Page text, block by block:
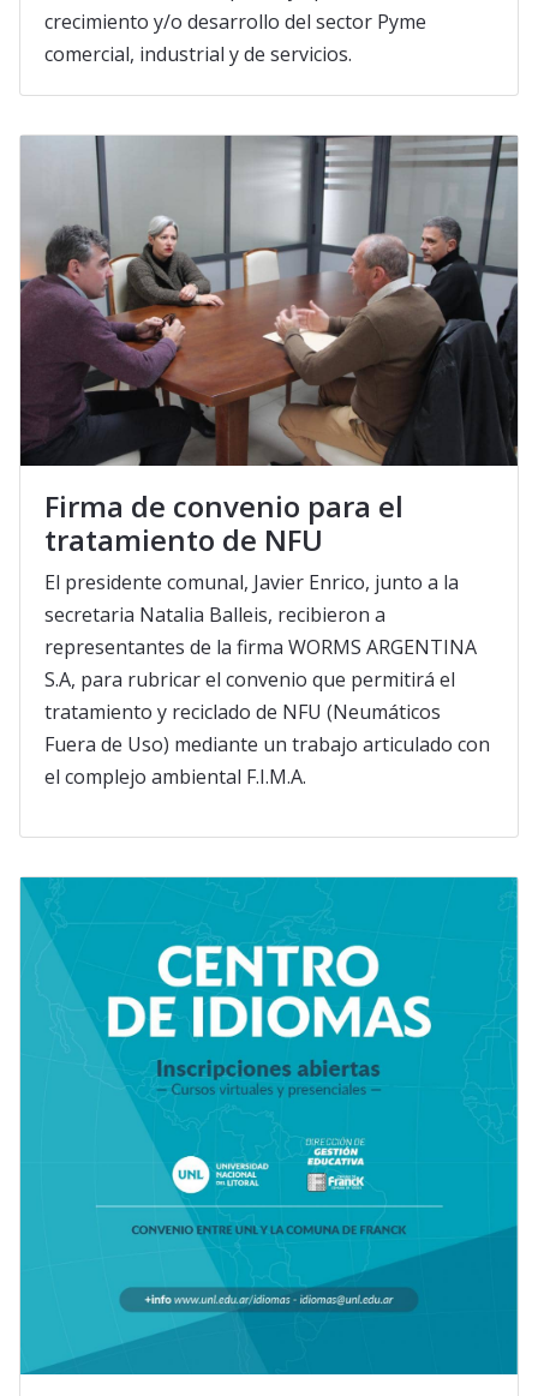
crecimiento y/o desarrollo del sector Pyme
comercial, industrial y de servicios.
Firma de convenio para el
tratamiento de NFU
El presidente comunal, Javier Enrico, junto a la
secretaria Natalia Balleis, recibieron a
representantes de la firma WORMS ARGENTINA
S.A, para rubricar el convenio que permitirá el
tratamiento y reciclado de NFU (Neumáticos
Fuera de Uso) mediante un trabajo articulado con
el complejo ambiental F.I.M.A.